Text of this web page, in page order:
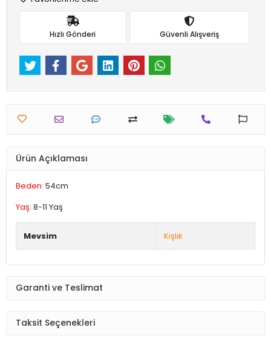
Hızlı Gönderi Güvenli Alışveriş
Ürün Açıklaması
Beden: 54cm
Yaş: 8-11 Yaş
Mevsim Kışlık
Garanti ve Teslimat
Taksit Seçenekleri